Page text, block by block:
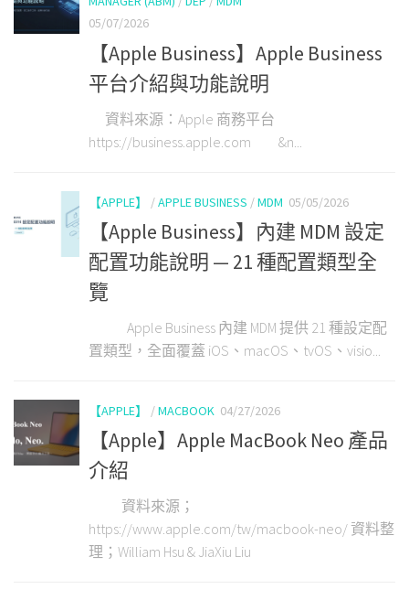
05/07/2026
【Apple Business】Apple Business
平台介紹與功能說明
資料來源：Apple 商務平台
https://business.apple.com &n...
【APPLE】 /APPLE BUSINESS /MDM 05/05/2026
【Apple Business】內建 MDM 設定
配置功能說明 — 21 種配置類型全
覽
Apple Business 內建 MDM 提供 21 種設定配
置類型，全面覆蓋 iOS、macOS、tvOS、visio...
【APPLE】 /MACBOOK 04/27/2026
【Apple】Apple MacBook Neo 產品
介紹
資料來源；
https://www.apple.com/tw/macbook-neo/ 資料整
理；William Hsu & JiaXiu Liu